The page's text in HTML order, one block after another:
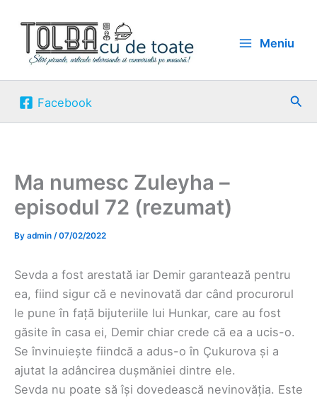
content
Meniu
Facebook
Ma numesc Zuleyha –
episodul 72 (rezumat)
By admin /07/02/2022
Sevda a fost arestată iar Demir garantează pentru
ea, fiind sigur că e nevinovată dar când procurorul
le pune în față bijuteriile lui Hunkar, care au fost
găsite în casa ei, Demir chiar crede că ea a ucis-o.
Se învinuiește fiindcă a adus-o în Çukurova și a
ajutat la adâncirea dușmăniei dintre ele.
Sevda nu poate să își dovedească nevinovăția. Este